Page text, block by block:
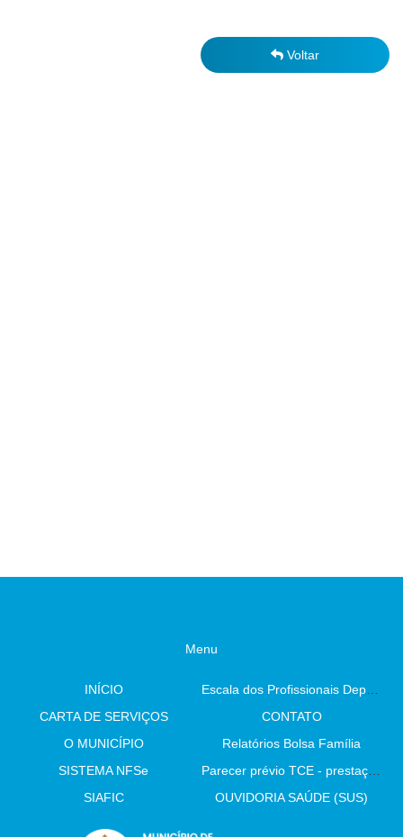
Voltar
Menu
INÍCIO
Escala dos Profissionais Departamento De Saúde
CARTA DE SERVIÇOS
CONTATO
O MUNICÍPIO
Relatórios Bolsa Família
SISTEMA NFSe
Parecer prévio TCE - prestação de contas
SIAFIC
OUVIDORIA SAÚDE (SUS)